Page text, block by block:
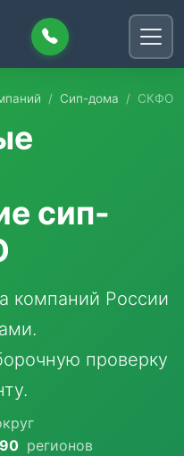
Сип-дома СКФО
сип-
компаний России
проверку
90 регионов